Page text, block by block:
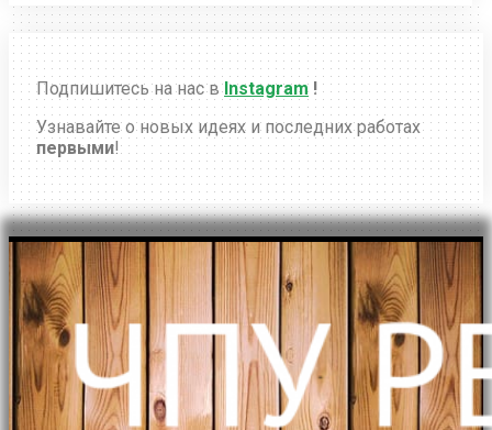
Подпишитесь на нас вInstagram !
Узнавайте о новых идеях и последних работах
первыми!